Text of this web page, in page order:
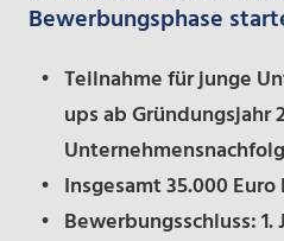
Bewerbungsphase
Teilnahme für junge
ups ab Gründungsjahr
Insgesamt 35.000
Bewerbungsschluss: 1.